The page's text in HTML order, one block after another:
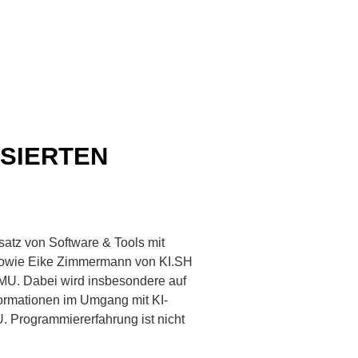
von Software & Tools mit
Eike Zimmermann von KI.SH
Dabei wird insbesondere auf
im Umgang mit KI-
Programmiererfahrung ist nicht